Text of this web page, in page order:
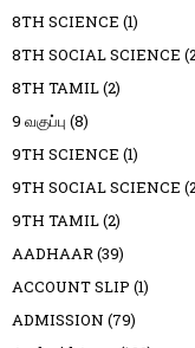
8TH SCIENCE (1)
8TH SOCIAL SCIENCE
8TH TAMIL(2)
9 வகுப்பு (8)
9TH SCIENCE (1)
9TH SOCIAL SCIENCE
9TH TAMIL(2)
AADHAAR(39)
ACCOUNT SLIP (1)
ADMISSION (79)